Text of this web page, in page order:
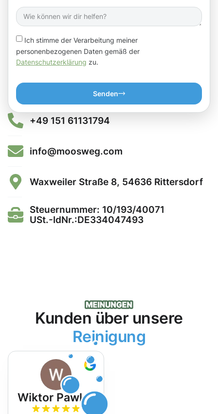
Ich stimme der Verarbeitung meiner
personenbezogenen Daten gemäß der
Datenschutzerklärung zu.
Senden
+49 151 61131794
info@moosweg.com
Waxweiler Straße 8, 54636 Rittersdorf
Steuernummer: 10/193/40071
USt.-IdNr.:DE334047493
Kunden über unsere
Reinigung
Wiktor Pawlak